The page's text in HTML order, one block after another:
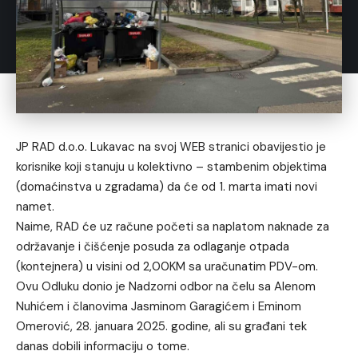
JP RAD d.o.o. Lukavac na svoj WEB stranici obavijestio je
korisnike koji stanuju u kolektivno – stambenim objektima
(domaćinstva u zgradama) da će od 1. marta imati novi
namet.
Naime, RAD će uz račune početi sa naplatom naknade za
održavanje i čišćenje posuda za odlaganje otpada
(kontejnera) u visini od 2,00KM sa uračunatim PDV-om.
Ovu Odluku donio je Nadzorni odbor na čelu sa Alenom
Nuhićem i članovima Jasminom Garagićem i Eminom
Omerović, 28. januara 2025. godine, ali su građani tek
danas dobili informaciju o tome.